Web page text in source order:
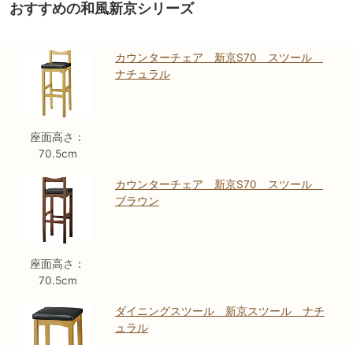
おすすめの和風新京シリーズ
座面高さ：
70.5cm
カウンターチェア 新京S70 スツール
ナチュラル
座面高さ：
70.5cm
カウンターチェア 新京S70 スツール
ブラウン
ダイニングスツール 新京スツール ナチ
ュラル